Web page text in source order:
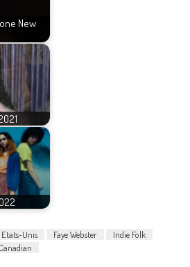
New
Etats-Unis Faye Webster
Indie Folk